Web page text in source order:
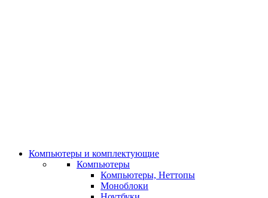
Компьютеры и комплектующие
Компьютеры
Компьютеры, Неттопы
Моноблоки